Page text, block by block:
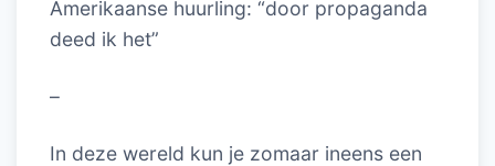
Amerikaanse huurling: “door propaganda
deed ik het”
–
In deze wereld kun je zomaar ineens een